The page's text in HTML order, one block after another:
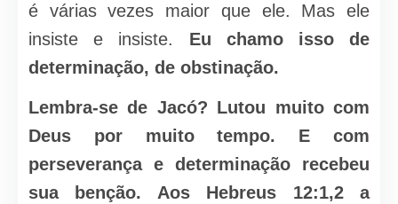
é várias vezes maior que ele. Mas ele
insiste e insiste. Eu chamo isso de
determinação, de obstinação.
Lembra-se de Jacó? Lutou muito com
Deus por muito tempo. E com
perseverança e determinação recebeu
sua benção. Aos Hebreus 12:1,2 a